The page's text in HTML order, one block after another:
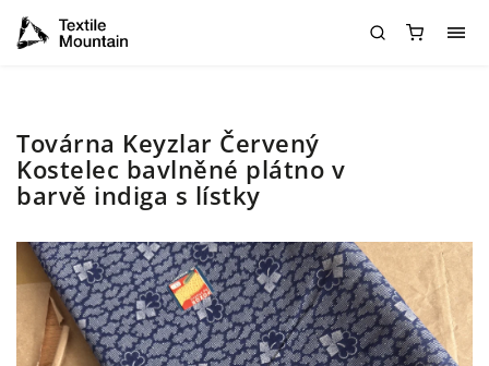
Továrna Keyzlar Červený
Kostelec bavlněné plátno v
barvě indiga s lístky